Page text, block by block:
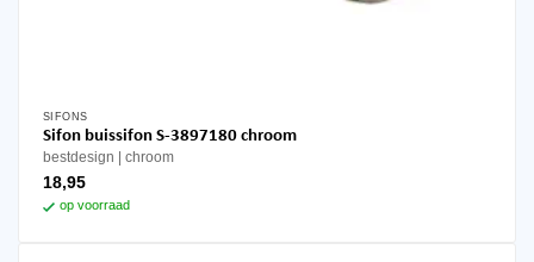
SIFONS
Sifon buissifon S-3897180 chroom
bestdesign chroom
18,95
op voorraad